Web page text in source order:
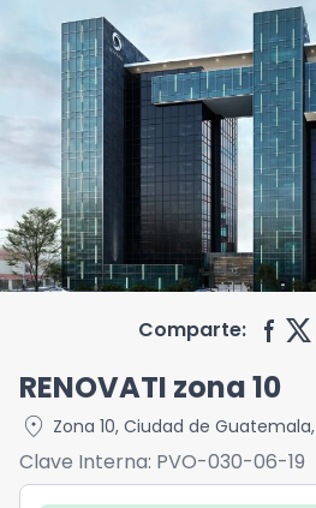
Comparte:
RENOVATI zona 10
location_on Zona 10, Ciudad de Guatemala,
Clave Interna: PVO-030-06-19